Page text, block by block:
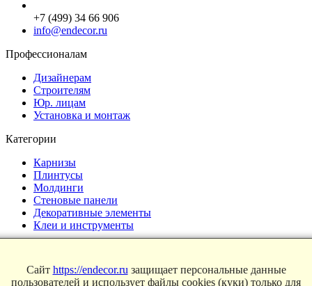
+7 (499) 34 66 906
info@endecor.ru
Профессионалам
Дизайнерам
Строителям
Юр. лицам
Установка и монтаж
Категории
Карнизы
Плинтусы
Молдинги
Стеновые панели
Декоративные элементы
Клеи и инструменты
Интерьеры
Сайт https://endecor.ru защищает персональные данные
пользователей и использует файлы cookies (куки) только для